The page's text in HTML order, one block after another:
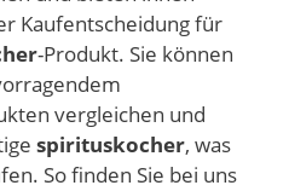
Kaufentscheidung für
-Produkt. Sie können
vergleichen und
spirituskocher, was
So finden Sie bei uns